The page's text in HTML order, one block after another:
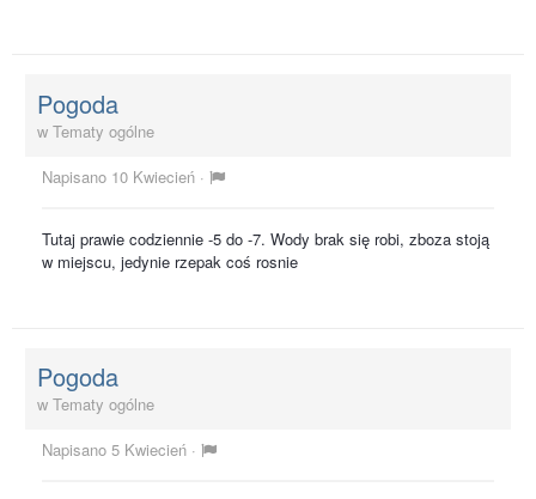
Pogoda
w Tematy ogólne
Napisano 10 Kwiecień ·
Tutaj prawie codziennie -5 do -7. Wody brak się robi, zboza stoją
w miejscu, jedynie rzepak coś rosnie
Pogoda
w Tematy ogólne
Napisano 5 Kwiecień ·